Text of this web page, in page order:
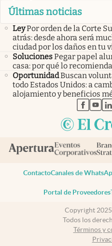
Últimas noticias
LeyPor orden de la Corte
atrás: desde ahora será
ciudad por los daños en tu
SolucionesPegar papel
casa: por qué lo
OportunidadBuscan
todo Estados Unidos: a
alojamiento y beneficios
abre
ContactoCanales de
Portal de Proveedores
Copyright
Todos los
Términos y